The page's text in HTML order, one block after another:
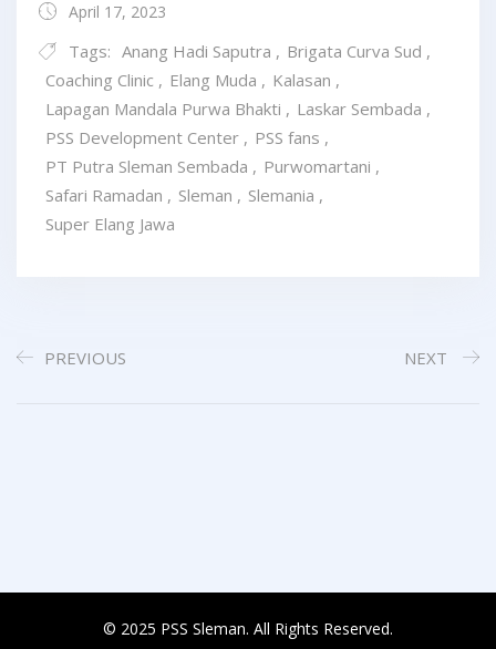
April 17, 2023
Tags: Anang Hadi Saputra , Brigata Curva Sud ,
Coaching Clinic , Elang Muda , Kalasan ,
Lapagan Mandala Purwa Bhakti , Laskar Sembada ,
PSS Development Center , PSS fans ,
PT Putra Sleman Sembada , Purwomartani ,
Safari Ramadan , Sleman , Slemania ,
Super Elang Jawa
PREVIOUS NEXT
© 2025 PSS Sleman. All Rights Reserved.